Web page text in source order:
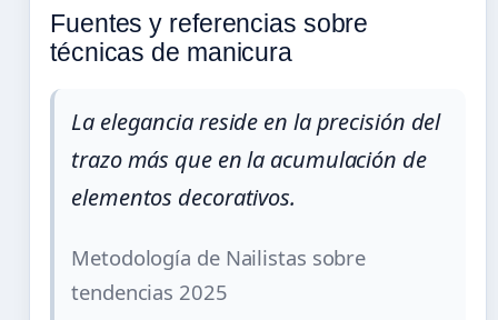
Fuentes y referencias sobre
técnicas de manicura
La elegancia reside en la precisión del
trazo más que en la acumulación de
elementos decorativos.
Metodología de Nailistas sobre
tendencias 2025